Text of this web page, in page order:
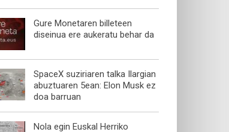
Gure Monetaren billeteen
diseinua ere aukeratu behar da
SpaceX suziriaren talka Ilargian
abuztuaren 5ean: Elon Musk ez
doa barruan
Nola egin Euskal Herriko